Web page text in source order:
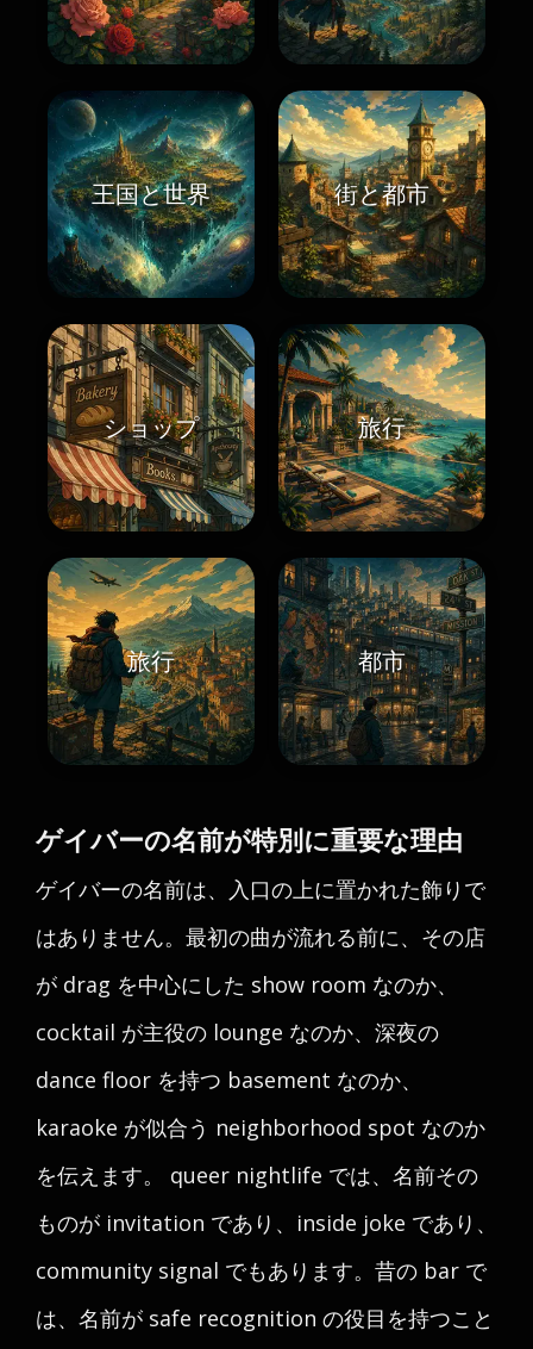
王国と世界 街と都市
ショップ 旅行
旅行 都市
ゲイバーの名前が特別に重要な理由
ゲイバーの名前は、入口の上に置かれた飾りで
はありません。最初の曲が流れる前に、その店
が drag を中心にした show room なのか、
cocktail が主役の lounge なのか、深夜の
dance floor を持つ basement なのか、
karaoke が似合う neighborhood spot なのか
を伝えます。 queer nightlife では、名前その
ものが invitation であり、inside joke であり、
community signal でもあります。昔の bar で
は、名前が safe recognition の役目を持つこと